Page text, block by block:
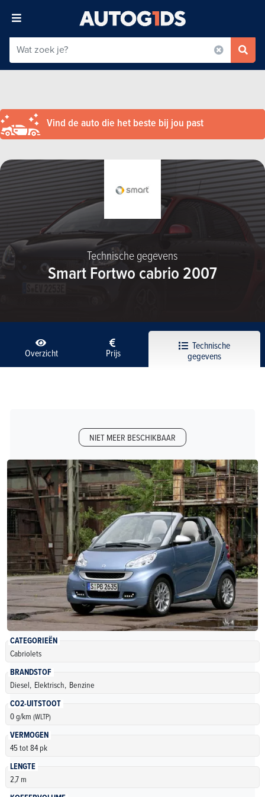
Vind de auto die het beste bij jou past
Technische gegevens
Smart Fortwo cabrio 2007
Overzicht Prijs
Technische
gegevens
NIET MEER BESCHIKBAAR
CATEGORIEËN
Cabriolets
BRANDSTOF
Diesel, Elektrisch, Benzine
CO2-UITSTOOT
0 g/km(WLTP)
VERMOGEN
45 tot 84 pk
LENGTE
2,7 m